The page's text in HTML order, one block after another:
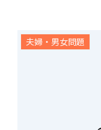
夫婦・男女問題